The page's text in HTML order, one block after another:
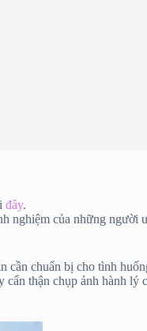
đây.
của những người
chuẩn bị cho tình
thận chụp ảnh hành lý